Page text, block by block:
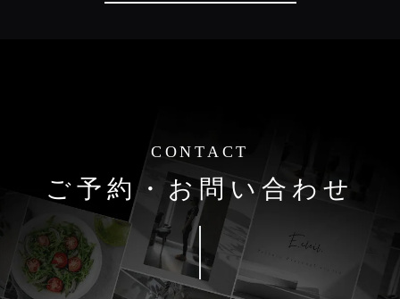
CONTACT
ご予約・お問い合わせ